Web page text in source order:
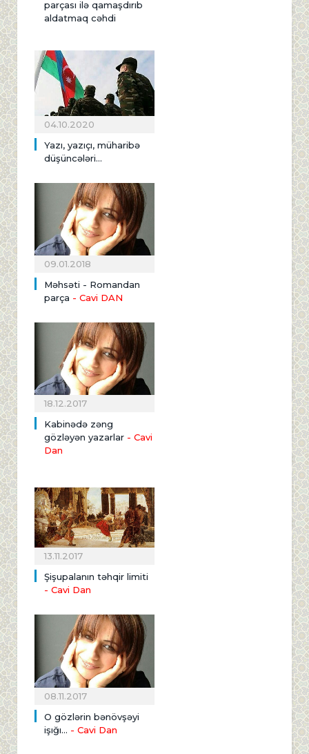
parçası ilə qamaşdırıb
aldatmaq cəhdi
04.10.2020
Yazı, yazıçı, müharibə
düşüncələri...
09.01.2018
Məhsəti - Romandan
parça - Cavi DAN
18.12.2017
Kabinədə zəng
gözləyən yazarlar - Cavi
Dan
13.11.2017
Şişupalanın təhqir limiti
- Cavi Dan
08.11.2017
O gözlərin bənövşəyi
işığı... - Cavi Dan